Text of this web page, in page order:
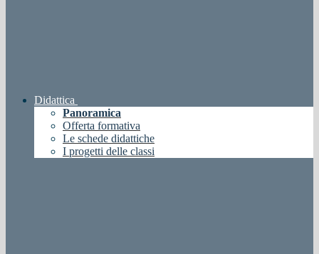
Didattica
Panoramica
Offerta formativa
Le schede didattiche
I progetti delle classi